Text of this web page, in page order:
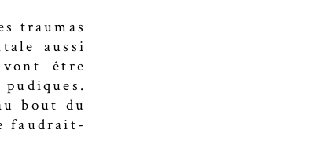
traumas
aussi
être
bout du
faudrait-